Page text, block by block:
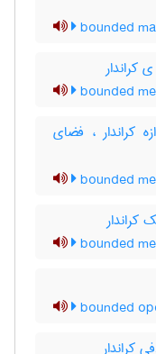
bounded
ی کراندار
bounded
کراندار ، فضای
bounded
bounded
bounded
کراندار